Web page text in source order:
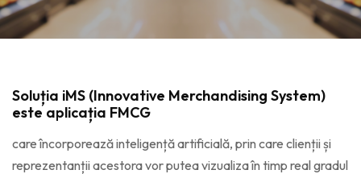
Soluția iMS (Innovative Merchandising System)
este aplicația FMCG
care încorporează inteligență artificială, prin care clienții și
reprezentanții acestora vor putea vizualiza în timp real gradul